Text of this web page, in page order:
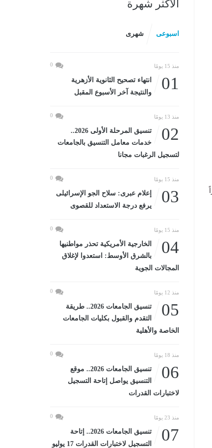
الأكثر شهرة
اسبوعى شهرى
منذ 15 يومًا 0
01
انتهاء تصحيح الثانوية الأزهرية
والنتيجة آخر الأسبوع المقبل
منذ 13 يومًا 0
02
تنسيق المرحلة الأولى 2026..
خدمات معامل التنسيق بالجامعات
لتسجيل الرغبات مجانا
منذ 15 يومًا 0
03
إعلام عبرى: سلاح الجو الإسرائيلى
يرفع درجة الاستعداد للقصوى
منذ 15 يومًا 0
04
الخارجية الأمريكية تحذر مواطنيها
بالشرق الأوسط: استعدوا لإغلاق
المجالات الجوية
منذ 12 يومًا 0
05
تنسيق الجامعات 2026.. طريقة
التقدم والقبول بكليات الجامعات
الخاصة والأهلية
منذ 18 يومًا 0
06
تنسيق الجامعات 2026.. موقع
التنسيق يواصل إتاحة التسجيل
لاختبارات القدرات
منذ 23 يومًا 0
07
تنسيق الجامعات 2026.. إتاحة
التسجيل لاختبارات القدرات 17 يوليو